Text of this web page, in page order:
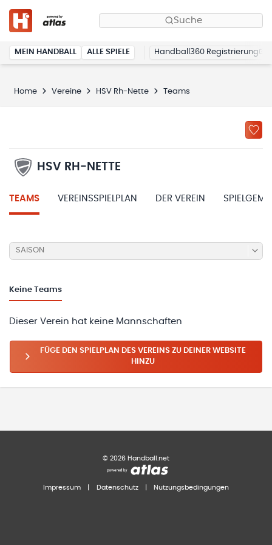
Suche
MEIN HANDBALL ALLE SPIELE Handball360 Registrierung
Home Vereine HSV Rh-Nette Teams
HSV RH-NETTE
TEAMS VEREINSSPIELPLAN DER VEREIN
SAISON
Keine Teams
Dieser Verein hat keine Mannschaften
FÜGE DEN SPIELPLAN DES VEREINS ZU DEINER WEBSITE
HINZU
© 2026 Handball.net
Impressum Datenschutz Nutzungsbedingungen